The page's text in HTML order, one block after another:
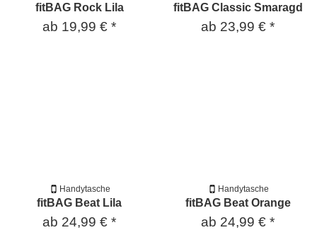
fitBAG Rock Lila
ab 19,99 € *
fitBAG Classic Smaragd
ab 23,99 € *
Handytasche
fitBAG Beat Lila
ab 24,99 € *
Handytasche
fitBAG Beat Orange
ab 24,99 € *